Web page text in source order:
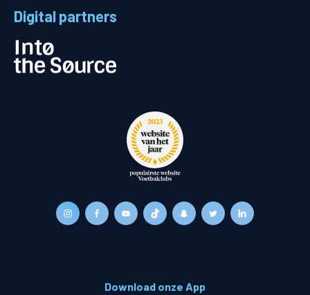
Digital partners
Download onze App